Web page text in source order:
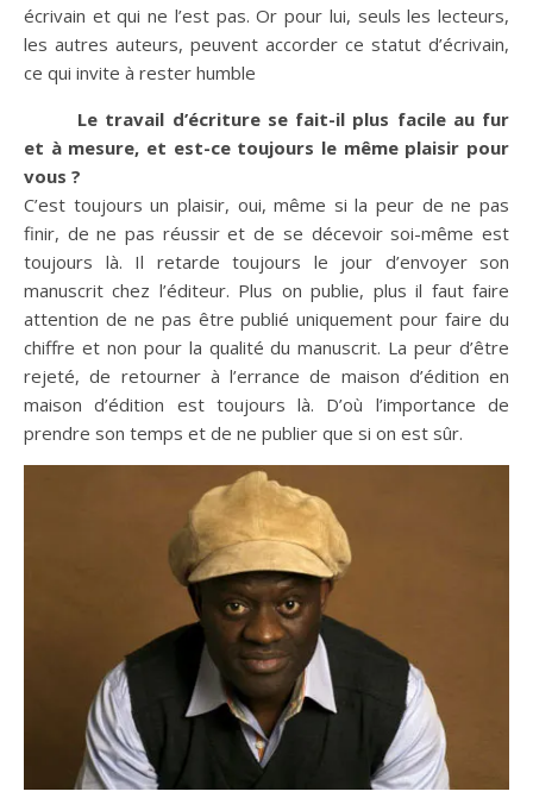
écrivain et qui ne l’est pas. Or pour lui, seuls les lecteurs,
les autres auteurs, peuvent accorder ce statut d’écrivain,
ce qui invite à rester humble
Le travail d’écriture se fait-il plus facile au fur
et à mesure, et est-ce toujours le même plaisir pour
vous ?
C’est toujours un plaisir, oui, même si la peur de ne pas
finir, de ne pas réussir et de se décevoir soi-même est
toujours là. Il retarde toujours le jour d’envoyer son
manuscrit chez l’éditeur. Plus on publie, plus il faut faire
attention de ne pas être publié uniquement pour faire du
chiffre et non pour la qualité du manuscrit. La peur d’être
rejeté, de retourner à l’errance de maison d’édition en
maison d’édition est toujours là. D’où l’importance de
prendre son temps et de ne publier que si on est sûr.